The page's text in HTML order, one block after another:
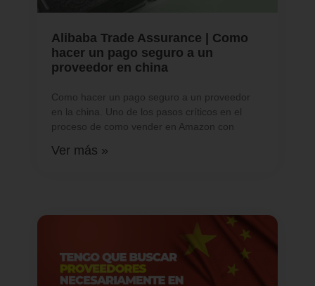
Alibaba Trade Assurance | Como
hacer un pago seguro a un
proveedor en china
Como hacer un pago seguro a un proveedor
en la china. Uno de los pasos críticos en el
proceso de como vender en Amazon con
Ver más »